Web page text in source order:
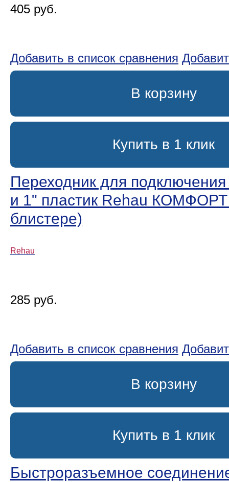
405 руб.
Добавить в список сравнения
В корзину
Купить в 1 клик
Переходник для подключения
и 1ʺ пластик Rehau
блистере)
Rehau
285 руб.
Добавить в список сравнения
В корзину
Купить в 1 клик
Быстроразъемное